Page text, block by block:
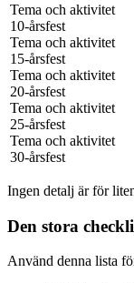
Tema och aktivitet
10-årsfest
Tema och aktivitet
15-årsfest
Tema och aktivitet
20-årsfest
Tema och aktivitet
25-årsfest
Tema och aktivitet
30-årsfest
Ingen detalj är för
Den stora
Använd denna lista